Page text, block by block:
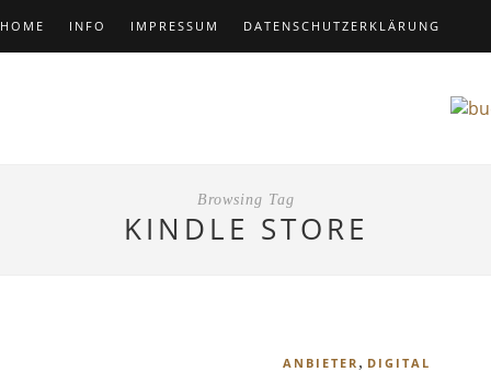
HOME INFO IMPRESSUM DATENSCHUTZERKLÄRUNG
Browsing Tag
KINDLE STORE
ANBIETER , DIGITAL